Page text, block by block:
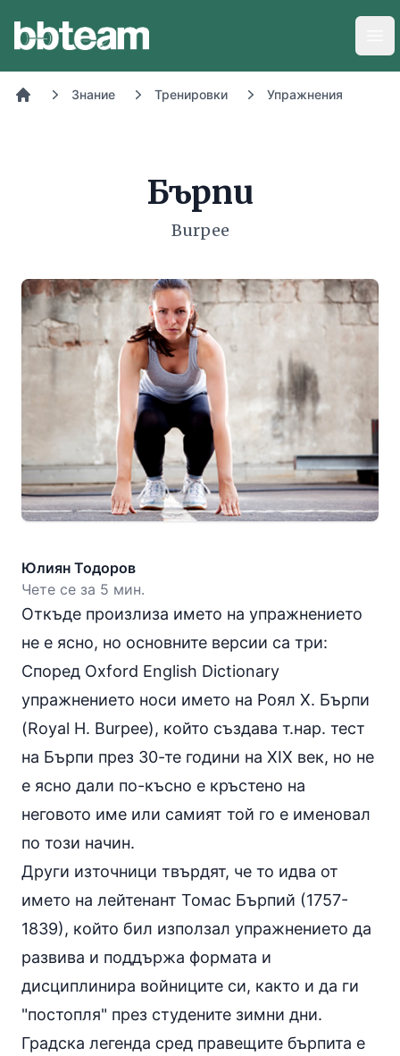
Знание Тренировки Упражнения
Бърпи
Burpee
Юлиян Тодоров
Чете се за 5 мин.
Откъде произлиза името на упражнението
не е ясно, но основните версии са три:
Според Oxford English Dictionary
упражнението носи името на Роял Х. Бърпи
(Royal H. Burpee), който създава т.нар. тест
на Бърпи през 30-те години на XIX век, но не
е ясно дали по-късно е кръстено на
неговото име или самият той го е именовал
по този начин.
Други източници твърдят, че то идва от
името на лейтенант Томас Бърпий (1757-
1839), който бил използал упражнението да
развива и поддържа формата и
дисциплинира войниците си, както и да ги
"постопля" през студените зимни дни.
Градска легенда сред правещите бърпита е